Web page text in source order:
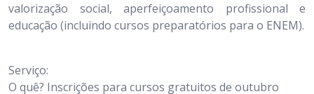
valorização social, aperfeiçoamento profissional e
educação (incluindo cursos preparatórios para o ENEM).
Serviço:
O quê? Inscrições para cursos gratuitos de outubro